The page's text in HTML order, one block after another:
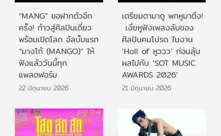
“MANG” ขอฝากตัวอีก
ครั้ง! ก้าวสู่ศิลปินเดี่ยว
พร้อมเปิดโลก อัลบั้มแรก
“มางโก้ (MANGO)” ให้
ฟังแล้ววันนี้ทุก
แพลตฟอร์ม
22 มิถุนายน 2026
เตรียมตามาดู พกหูมาติ่ง!
เงี่ยหูฟังเพลงลับของ
ศิลปินคนโปรด ในงาน
‘Hall of หูววว’ ก่อนลุ้น
ผลไปกับ ‘SOT MUSIC
AWARDS 2026’
21 มิถุนายน 2026